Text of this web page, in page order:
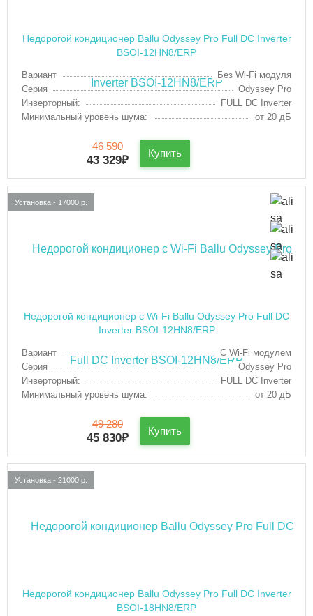
Недорогой кондиционер Ballu Odyssey Pro Full DC Inverter
BSOI-12HN8/ERP
Вариант
Без Wi-Fi модуля
Серия
Odyssey Pro
Инверторный:
FULL DC Inverter
Минимальный уровень шума:
от 20 дБ
46 590
43 329₽
Купить
Недорогой кондиционер с Wi-Fi Ballu Odyssey Pro Full DC
Inverter BSOI-12HN8/ERP
Вариант
С Wi-Fi модулем
Серия
Odyssey Pro
Инверторный:
FULL DC Inverter
Минимальный уровень шума:
от 20 дБ
49 280
45 830₽
Купить
Установка - 17000 р.
Недорогой кондиционер Ballu Odyssey Pro Full DC Inverter
BSOI-18HN8/ERP
Установка - 21000 р.